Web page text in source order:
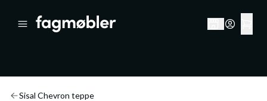
Sisal Chevron teppe